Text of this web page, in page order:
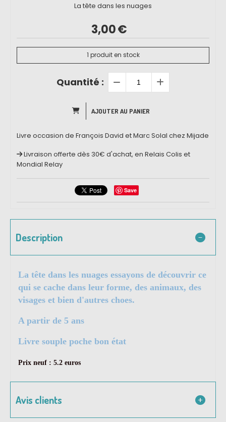
La tête dans les nuages
3,00€
1 produit en stock
Quantité :
AJOUTER AU PANIER
Livre occasion de François David et Marc Solal chez Mijade
Livraison offerte dès 30€ d'achat, en Relais Colis et
Mondial Relay
Save
Description
La tête dans les nuages essayons de découvrir ce
qui se cache dans leur forme, des animaux, des
visages et bien d'autres choes.
A partir de 5 ans
Livre souple poche bon état
Prix neuf : 5.2 euros
Avis clients